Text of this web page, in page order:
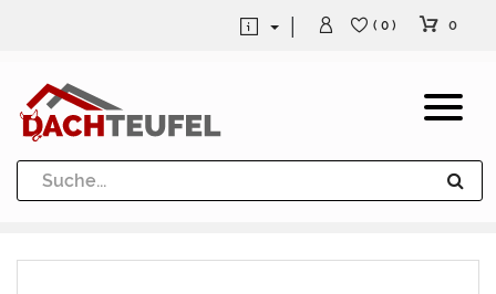
Dachrinne und Fallrohre
Werkzeuge und Löttechnik
( 0 ) 0